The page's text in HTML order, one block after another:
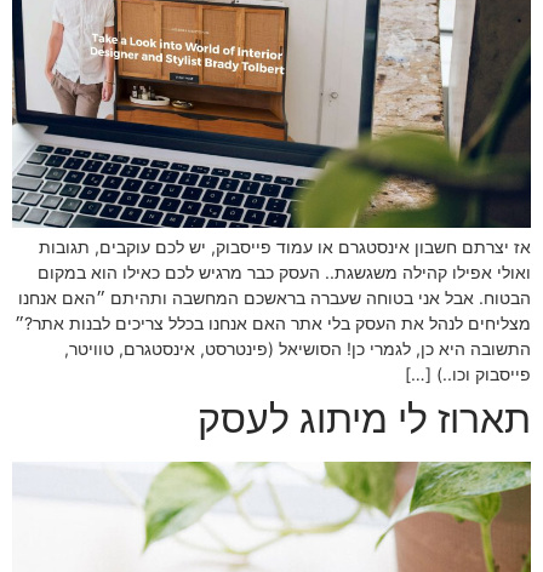
אז יצרתם חשבון אינסטגרם או עמוד פייסבוק, יש לכם עוקבים, תגובות
ואולי אפילו קהילה משגשגת.. העסק כבר מרגיש לכם כאילו הוא במקום
הבטוח. אבל אני בטוחה שעברה בראשכם המחשבה ותהיתם ״האם אנחנו
מצליחים לנהל את העסק בלי אתר האם אנחנו בכלל צריכים לבנות אתר?״
התשובה היא כן, לגמרי כן! הסושיאל (פינטרסט, אינסטגרם, טוויטר,
פייסבוק וכו..) […]
תארוז לי מיתוג לעסק